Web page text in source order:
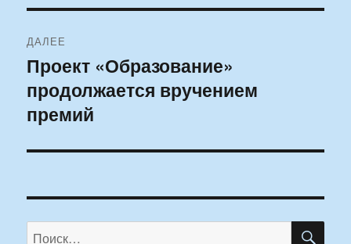
ДАЛЕЕ
Следующая
запись:
Проект «Образование»
продолжается вручением
премий
Искать: